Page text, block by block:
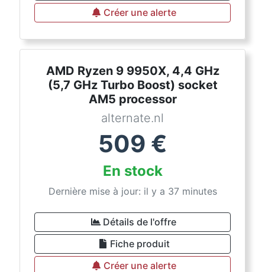
Créer une alerte
AMD Ryzen 9 9950X, 4,4 GHz
(5,7 GHz Turbo Boost) socket
AM5 processor
alternate.nl
509 €
En stock
Dernière mise à jour: il y a 37 minutes
Détails de l'offre
Fiche produit
Créer une alerte